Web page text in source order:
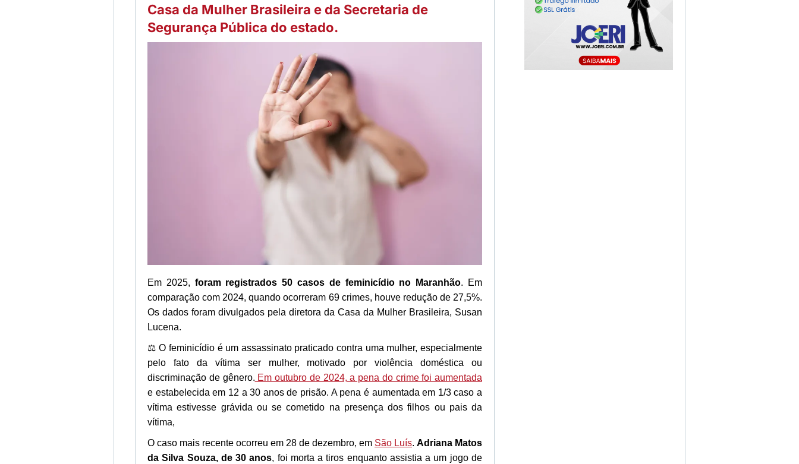
Casa da Mulher Brasileira e da Secretaria de
Segurança Pública do estado.
Em 2025, foram registrados 50 casos de feminicídio no Maranhão. Em
comparação com 2024, quando ocorreram 69 crimes, houve redução de 27,5%.
Os dados foram divulgados pela diretora da Casa da Mulher Brasileira, Susan
Lucena.
⚖️ O feminicídio é um assassinato praticado contra uma mulher, especialmente
pelo fato da vítima ser mulher, motivado por violência doméstica ou
discriminação de gênero. Em outubro de 2024, a pena do crime foi aumentada
e estabelecida em 12 a 30 anos de prisão. A pena é aumentada em 1/3 caso a
vítima estivesse grávida ou se cometido na presença dos filhos ou pais da
vítima,
O caso mais recente ocorreu em 28 de dezembro, em São Luís. Adriana Matos
da Silva Souza, de 30 anos, foi morta a tiros enquanto assistia a um jogo de